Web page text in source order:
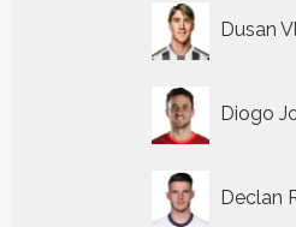
Dusan
Diogo
Declan